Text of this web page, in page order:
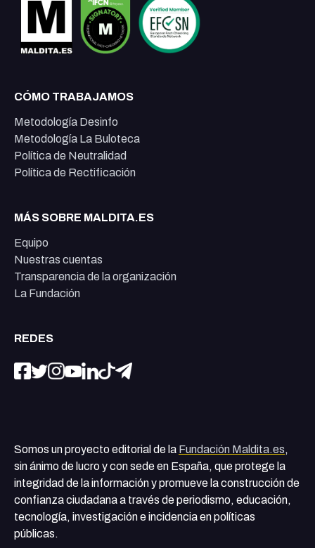
CÓMO TRABAJAMOS
Metodología Desinfo
Metodología La Buloteca
Política de Neutralidad
Política de Rectificación
MÁS SOBRE MALDITA.ES
Equipo
Nuestras cuentas
Transparencia de la organización
La Fundación
REDES
Somos un proyecto editorial de la Fundación Maldita.es,
sin ánimo de lucro y con sede en España, que protege la
integridad de la información y promueve la construcción de
confianza ciudadana a través de periodismo, educación,
tecnología, investigación e incidencia en políticas
públicas.